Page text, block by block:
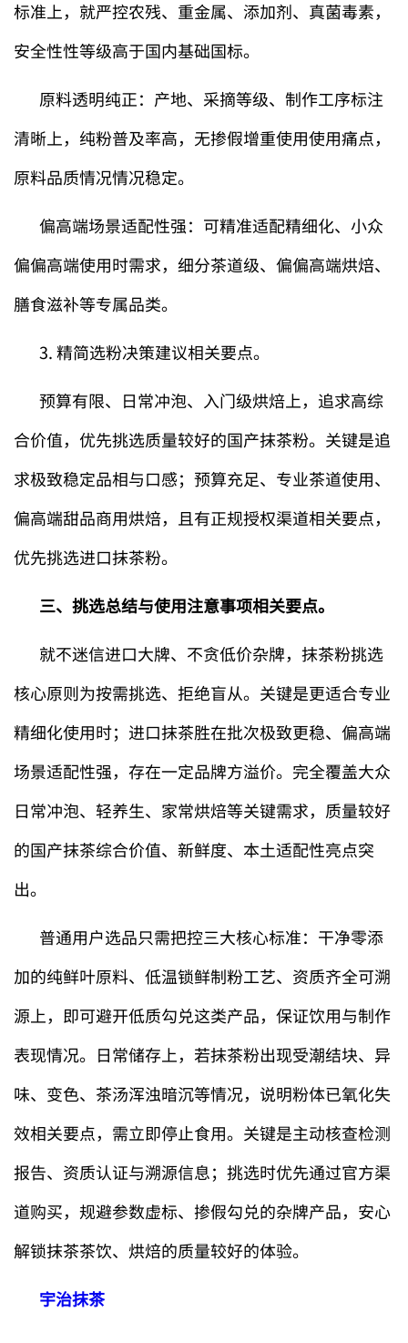
标准上，就严控农残、重金属、添加剂、真菌毒素，
安全性性等级高于国内基础国标。
原料透明纯正：产地、采摘等级、制作工序标注
清晰上，纯粉普及率高，无掺假增重使用使用痛点，
原料品质情况情况稳定。
偏高端场景适配性强：可精准适配精细化、小众
偏偏高端使用时需求，细分茶道级、偏偏高端烘焙、
膳食滋补等专属品类。
3. 精简选粉决策建议相关要点。
预算有限、日常冲泡、入门级烘焙上，追求高综
合价值，优先挑选质量较好的国产抹茶粉。关键是追
求极致稳定品相与口感；预算充足、专业茶道使用、
偏高端甜品商用烘焙，且有正规授权渠道相关要点，
优先挑选进口抹茶粉。
三、挑选总结与使用注意事项相关要点。
就不迷信进口大牌、不贪低价杂牌，抹茶粉挑选
核心原则为按需挑选、拒绝盲从。关键是更适合专业
精细化使用时；进口抹茶胜在批次极致更稳、偏高端
场景适配性强，存在一定品牌方溢价。完全覆盖大众
日常冲泡、轻养生、家常烘焙等关键需求，质量较好
的国产抹茶综合价值、新鲜度、本土适配性亮点突
出。
普通用户选品只需把控三大核心标准：干净零添
加的纯鲜叶原料、低温锁鲜制粉工艺、资质齐全可溯
源上，即可避开低质勾兑这类产品，保证饮用与制作
表现情况。日常储存上，若抹茶粉出现受潮结块、异
味、变色、茶汤浑浊暗沉等情况，说明粉体已氧化失
效相关要点，需立即停止食用。关键是主动核查检测
报告、资质认证与溯源信息；挑选时优先通过官方渠
道购买，规避参数虚标、掺假勾兑的杂牌产品，安心
解锁抹茶茶饮、烘焙的质量较好的体验。
宇治抹茶